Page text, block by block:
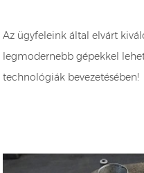
Az ügyfeleink által elvárt
legmodernebb gépekkel
technológiák bevezetésében!